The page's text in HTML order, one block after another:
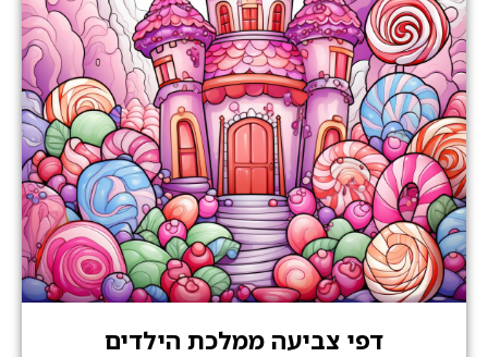
דפי צביעה ממלכת הילדים